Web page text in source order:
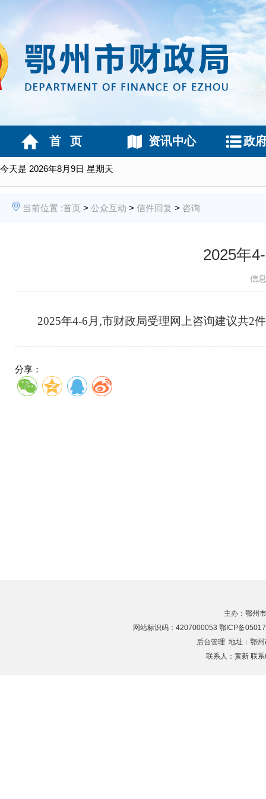
今天是 2026年8月9日 星期天
首 页 资讯中心 政
当前位置 :首页 > 公众互动 > 信件回复 > 咨询
2025年
信
2025年4-6月,市财政局受理网上咨询建议共2件
分享：
主办：鄂州
网站标识码：4207000053 鄂ICP备
后台管理 地址：鄂
联系人：黄新 联